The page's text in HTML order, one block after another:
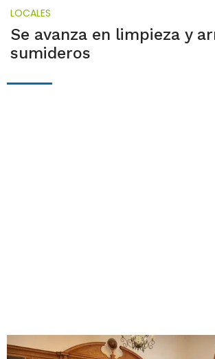
LOCALES
Se avanza en limpieza y
sumideros